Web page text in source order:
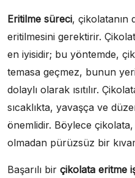
Eritilme süreci, çikolatanın
eritilmesini gerektirir.
en iyisidir; bu yöntemde,
temasa geçmez, bunun
dolaylı olarak ısıtılır.
sıcaklıkta, yavaşça ve
önemlidir. Böylece
olmadan pürüzsüz bir
Başarılı bir çikolata eritme